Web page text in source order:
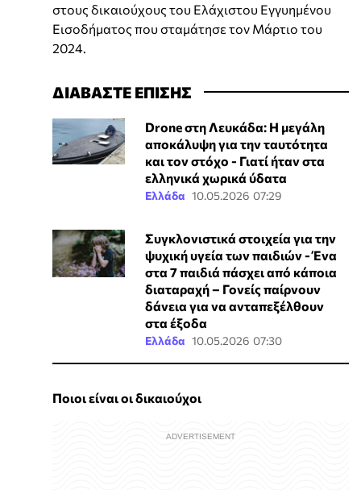
στους δικαιούχους του Ελάχιστου Εγγυημένου
Εισοδήματος που σταμάτησε τον Μάρτιο του
2024.
ΔΙΑΒΑΣΤΕ ΕΠΙΣΗΣ
Drone στη Λευκάδα: Η μεγάλη
αποκάλυψη για την ταυτότητα
και τον στόχο - Γιατί ήταν στα
ελληνικά χωρικά ύδατα
Ελλάδα 10.05.2026 07:29
Συγκλονιστικά στοιχεία για την
ψυχική υγεία των παιδιών - Ένα
στα 7 παιδιά πάσχει από κάποια
διαταραχή – Γονείς παίρνουν
δάνεια για να ανταπεξέλθουν
στα έξοδα
Ελλάδα 10.05.2026 07:30
Ποιοι είναι οι δικαιούχοι